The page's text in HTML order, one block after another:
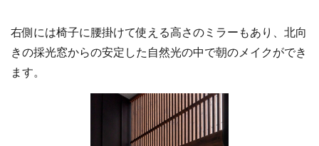
右側には椅子に腰掛けて使える高さのミラーもあり、北向
きの採光窓からの安定した自然光の中で朝のメイクができ
ます。